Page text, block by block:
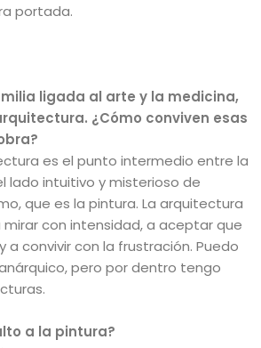
portada.
ligada al arte y la medicina,
¿Cómo conviven esas
es el punto intermedio entre la
lado intuitivo y misterioso de
que es la pintura. La arquitectura
con intensidad, a aceptar que
a convivir con la frustración. Puedo
pero por dentro tengo
a la pintura?